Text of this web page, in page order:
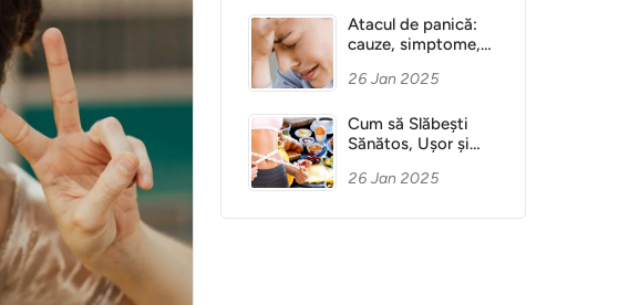
Atacul de panică:
cauze, simptome,
26 Jan 2025
Cum să Slăbești
Sănătos, Ușor și
26 Jan 2025